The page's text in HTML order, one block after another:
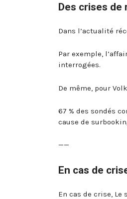
Des crises
Dans l’actualité
Par exemple,
interrogées.
De même, pour
67 % des sondés
cause de
——
En cas de
En cas de crise,